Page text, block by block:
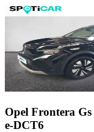
Opel Frontera Gs
e-DCT6